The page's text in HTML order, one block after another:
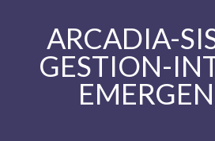
ARCADIA-
GESTION-